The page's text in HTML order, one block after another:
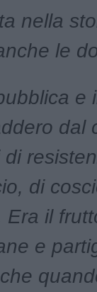
nella
le
e
dal
di
di
Era il
e